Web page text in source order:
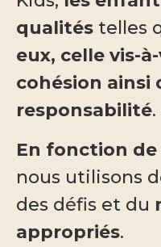
qualités telles
eux, celle vis-
cohésion ainsi
responsabilité.
En fonction de
nous utilisons
des défis et du
appropriés.